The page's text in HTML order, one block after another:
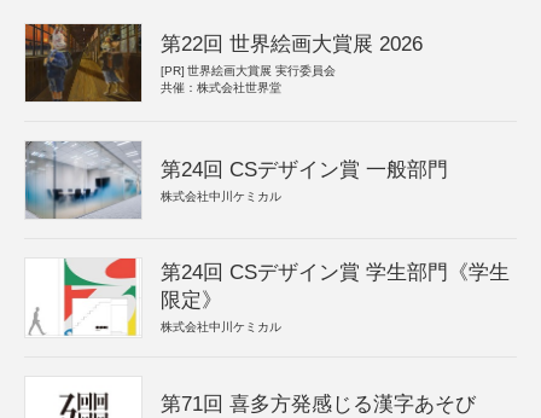
第22回 世界絵画大賞展 2026
[PR] 世界絵画大賞展 実行委員会
共催：株式会社世界堂
第24回 CSデザイン賞 一般部門
株式会社中川ケミカル
第24回 CSデザイン賞 学生部門《学生
限定》
株式会社中川ケミカル
第71回 喜多方発感じる漢字あそび